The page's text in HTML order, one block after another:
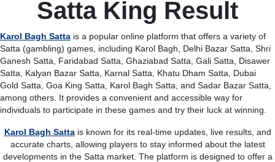
Satta King Result
Karol Bagh Satta is a popular online platform that offers a variety of
Satta (gambling) games, including Karol Bagh, Delhi Bazar Satta, Shri
Ganesh Satta, Faridabad Satta, Ghaziabad Satta, Gali Satta, Disawer
Satta, Kalyan Bazar Satta, Karnal Satta, Khatu Dham Satta, Dubai
Gold Satta, Goa King Satta, Karol Bagh Satta, and Sadar Bazar Satta,
among others. It provides a convenient and accessible way for
individuals to participate in these games and try their luck at winning.
Karol Bagh Sattais known for its real-time updates, live results, and
accurate charts, allowing players to stay informed about the latest
developments in the Satta market. The platform is designed to offer a